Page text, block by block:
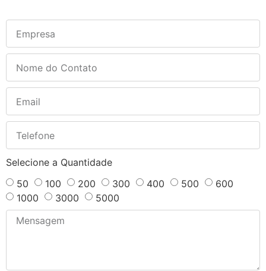
Selecione a Quantidade
50
100 200 300 400 500
600
1000
3000 5000